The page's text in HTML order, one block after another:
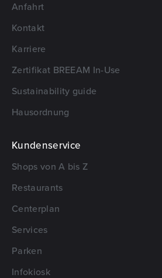
Anfahrt
Kontakt
Karriere
Zertifikat BREEAM In-Use
Sustainability guide
Hausordnung
Kundenservice
Shops von A bis Z
Restaurants
Centerplan
Services
Parken
Infokiosk